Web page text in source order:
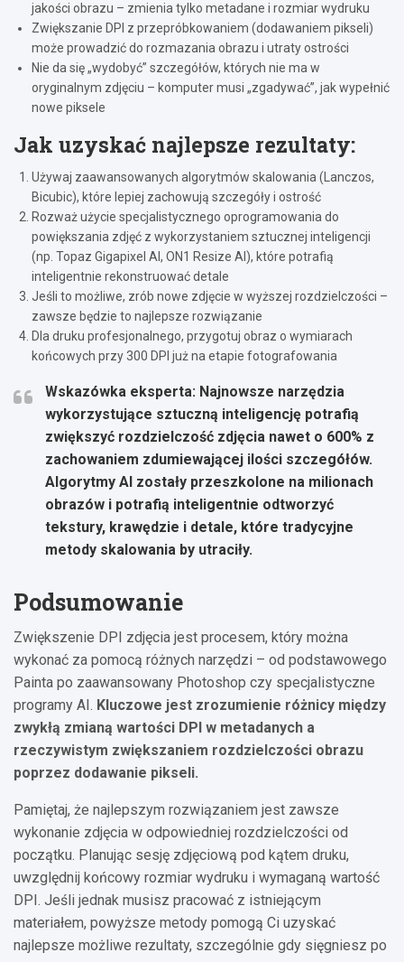
jakości obrazu – zmienia tylko metadane i rozmiar wydruku
Zwiększanie DPI z przepróbkowaniem (dodawaniem pikseli)
może prowadzić do rozmazania obrazu i utraty ostrości
Nie da się „wydobyć” szczegółów, których nie ma w
oryginalnym zdjęciu – komputer musi „zgadywać”, jak wypełnić
nowe piksele
Jak uzyskać najlepsze rezultaty:
Używaj zaawansowanych algorytmów skalowania (Lanczos,
Bicubic), które lepiej zachowują szczegóły i ostrość
Rozważ użycie specjalistycznego oprogramowania do
powiększania zdjęć z wykorzystaniem sztucznej inteligencji
(np. Topaz Gigapixel AI, ON1 Resize AI), które potrafią
inteligentnie rekonstruować detale
Jeśli to możliwe, zrób nowe zdjęcie w wyższej rozdzielczości –
zawsze będzie to najlepsze rozwiązanie
Dla druku profesjonalnego, przygotuj obraz o wymiarach
końcowych przy 300 DPI już na etapie fotografowania
Wskazówka eksperta: Najnowsze narzędzia
wykorzystujące sztuczną inteligencję potrafią
zwiększyć rozdzielczość zdjęcia nawet o 600% z
zachowaniem zdumiewającej ilości szczegółów.
Algorytmy AI zostały przeszkolone na milionach
obrazów i potrafią inteligentnie odtworzyć
tekstury, krawędzie i detale, które tradycyjne
metody skalowania by utraciły.
Podsumowanie
Zwiększenie DPI zdjęcia jest procesem, który można
wykonać za pomocą różnych narzędzi – od podstawowego
Painta po zaawansowany Photoshop czy specjalistyczne
programy AI. Kluczowe jest zrozumienie różnicy między
zwykłą zmianą wartości DPI w metadanych a
rzeczywistym zwiększaniem rozdzielczości obrazu
poprzez dodawanie pikseli.
Pamiętaj, że najlepszym rozwiązaniem jest zawsze
wykonanie zdjęcia w odpowiedniej rozdzielczości od
początku. Planując sesję zdjęciową pod kątem druku,
uwzględnij końcowy rozmiar wydruku i wymaganą wartość
DPI. Jeśli jednak musisz pracować z istniejącym
materiałem, powyższe metody pomogą Ci uzyskać
najlepsze możliwe rezultaty, szczególnie gdy sięgniesz po